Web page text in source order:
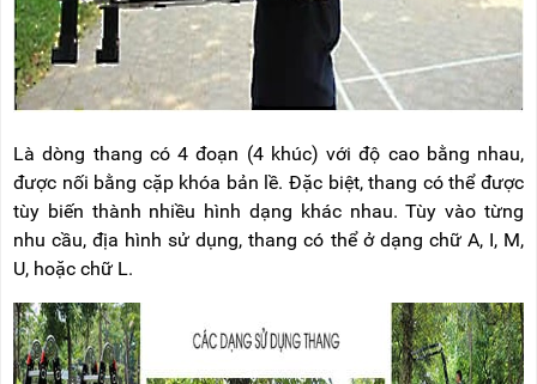
BỘ
DÂY
THOÁT
HIỂM
TỰ
ĐỘNG
XE
NÂNG
TAY
Là dòng thang có 4 đoạn (4 khúc) với độ cao bằng nhau,
được nối bằng cặp khóa bản lề. Đặc biệt, thang có thể được
tùy biến thành nhiều hình dạng khác nhau. Tùy vào từng
nhu cầu, địa hình sử dụng, thang có thể ở dạng chữ A, I, M,
U, hoặc chữ L.